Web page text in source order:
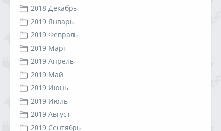
2018 Декабрь
2019 Январь
2019 Февраль
2019 Март
2019 Апрель
2019 Май
2019 Июнь
2019 Июль
2019 Август
2019 Сентябрь